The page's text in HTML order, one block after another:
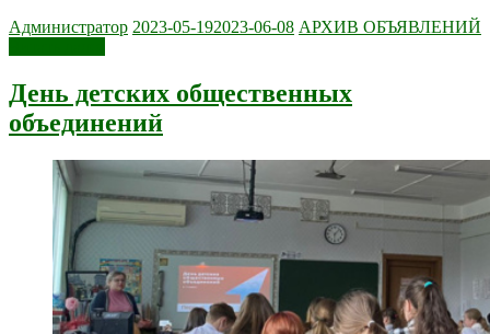
Администратор 2023-05-192023-06-08 АРХИВ ОБЪЯВЛЕНИЙ
День детских общественных
объединений